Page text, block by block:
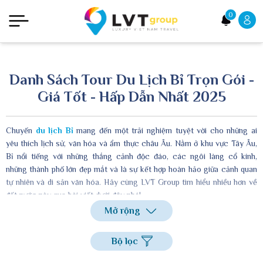
0
Danh Sách Tour Du Lịch Bỉ Trọn Gói -
Giá Tốt - Hấp Dẫn Nhất 2025
Chuyến du lịch Bỉmang đến một trải nghiệm tuyệt vời cho những ai
yêu thích lịch sử, văn hóa và ẩm thực châu Âu. Nằm ở khu vực Tây Âu,
Bỉ nổi tiếng với những thắng cảnh độc đáo, các ngôi làng cổ kính,
những thành phố lớn đẹp mắt và là sự kết hợp hoàn hảo giữa cảnh quan
tự nhiên và di sản văn hóa. Hãy cùng LVT Group tìm hiểu nhiều hơn về
đất nước này qua bài viết dưới đây nhé!
Mở rộng
Bộ lọc